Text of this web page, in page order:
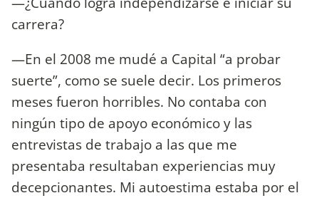
carrera?
—En el 2008 me mudé a Capital “a probar
suerte”, como se suele decir. Los primeros
meses fueron horribles. No contaba con
ningún tipo de apoyo económico y las
entrevistas de trabajo a las que me
presentaba resultaban experiencias muy
decepcionantes. Mi autoestima estaba por el